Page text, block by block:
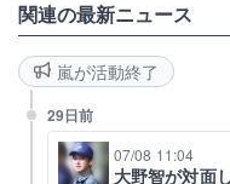
関連の最新ニュース
嵐が活動終了
29日前
07/08 11:04
大野智が対面